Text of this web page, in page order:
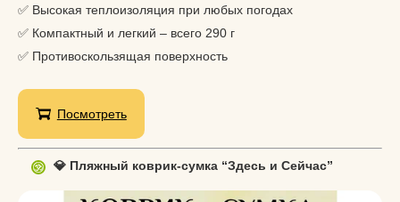
✅ Высокая теплоизоляция при любых погодах
✅ Компактный и легкий – всего 290 г
✅ Противоскользящая поверхность
Посмотреть
💎 Пляжный коврик-сумка “Здесь и Сейчас”